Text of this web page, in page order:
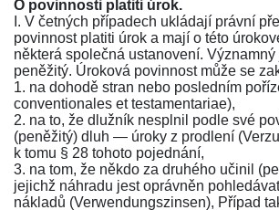
O povinnosti platiti úrok.
I. V četných případech ukládají právní
povinnost platiti úrok a mají o této
některá společná ustanovení.
peněžitý. Úroková povinnost může se
1. na dohodě stran nebo posledním
conventionales et testamentariae),
2. na to, že dlužník nesplnil podle své
(peněžitý) dluh — úroky z prodlení
k tomu § 28 tohoto pojednání,
3. na tom, že někdo za druhého učinil
jejichž náhradu jest oprávněn
nákladů (Verwendungszinsen), Případ